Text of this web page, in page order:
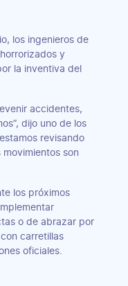
los ingenieros de
y
la inventiva del
accidentes,
dijo uno de los
revisando
son
los próximos
o de abrazar por
carretillas
oficiales.